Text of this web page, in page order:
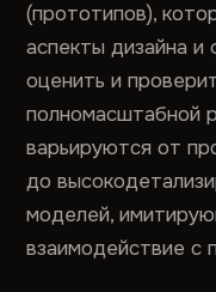
(прототипов),
аспекты дизайна и
оценить и
полномасштабной
варьируются от
до
моделей,
взаимодействие с